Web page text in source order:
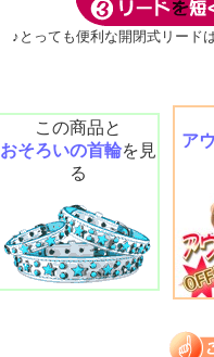
♪とっても便利な開閉式リード
この商品と
おそろいの首輪を見
る
ア